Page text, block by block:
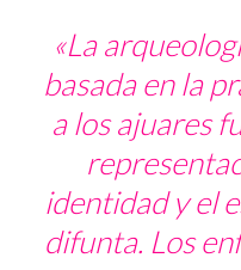
«La
basada en la
a los ajuares
identidad y el
difunta. Los